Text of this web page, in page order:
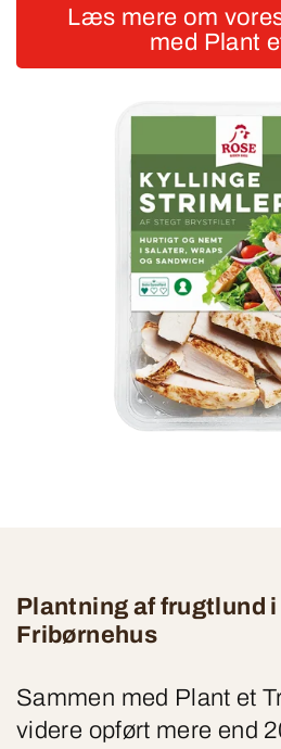
Læs mere om
med Plant
Plantning af frugtlund
Fribørnehus
Sammen med Plant et
videre opført mere end